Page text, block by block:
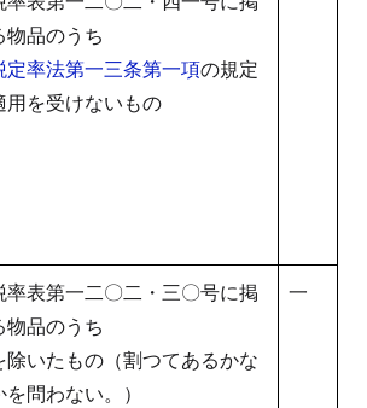
物品のうち
定率法第一三条第一項の規定
用を受けないもの
率表第一二〇二・三〇号に掲
物品のうち
除いたもの（割つてあるかな
を問わない。）
一